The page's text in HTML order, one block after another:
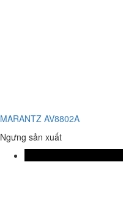
MARANTZ AV8802A
Ngưng sản xuất